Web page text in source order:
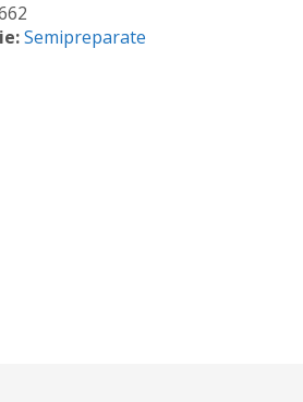
Semipreparate